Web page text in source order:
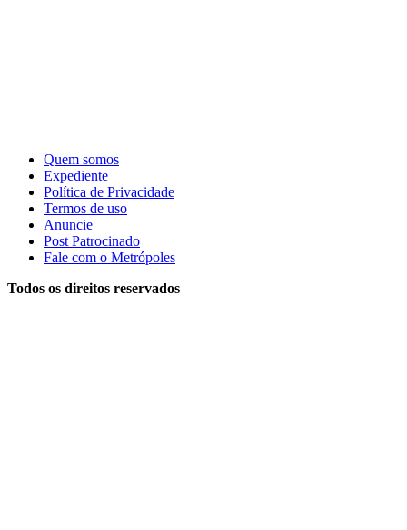
Quem somos
Expediente
Política de Privacidade
Termos de uso
Anuncie
Post Patrocinado
Fale com o Metrópoles
Todos os direitos reservados